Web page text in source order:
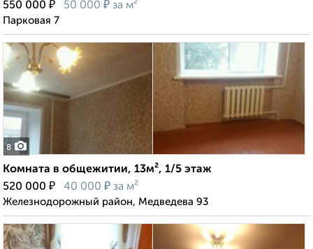
550 000 ₽ 50 000 ₽ за м²
Парковая 7
8
Комната в общежитии, 13м², 1/5 этаж
520 000 ₽ 40 000 ₽ за м²
Железнодорожный район, Медведева 93